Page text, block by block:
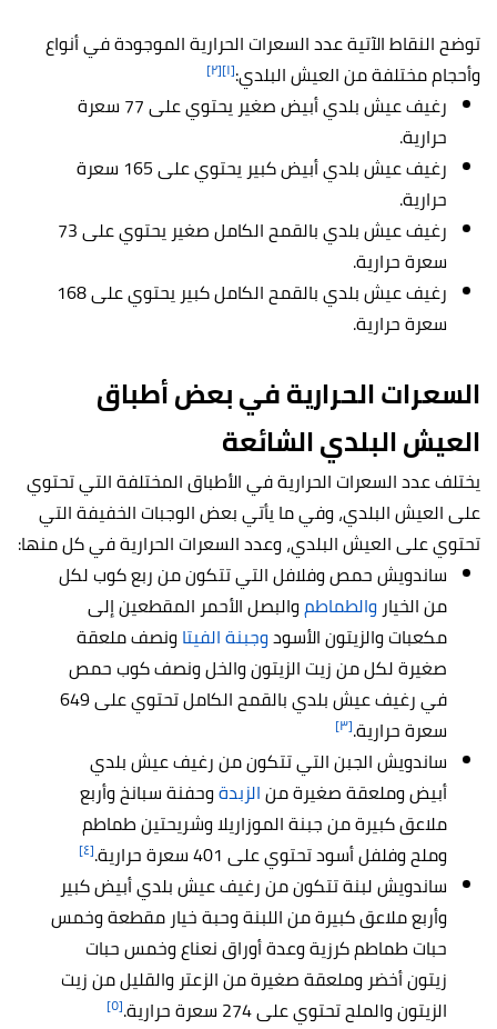
توضح النقاط الآتية عدد السعرات الحرارية الموجودة في أنواع
وأحجام مختلفة من العيش البلدي:[١] [٢]
رغيف عيش بلدي أبيض صغير يحتوي على 77 سعرة
حرارية.
رغيف عيش بلدي أبيض كبير يحتوي على 165 سعرة
حرارية.
رغيف عيش بلدي بالقمح الكامل صغير يحتوي على 73
سعرة حرارية.
رغيف عيش بلدي بالقمح الكامل كبير يحتوي على 168
سعرة حرارية.
السعرات الحرارية في بعض أطباق
العيش البلدي الشائعة
يختلف عدد السعرات الحرارية في الأطباق المختلفة التي تحتوي
على العيش البلدي، وفي ما يأتي بعض الوجبات الخفيفة التي
تحتوي على العيش البلدي، وعدد السعرات الحرارية في كل منها:
ساندويش حمص وفلافل التي تتكون من ربع كوب لكل
من الخيار والطماطموالبصل الأحمر المقطعين إلى
مكعبات والزيتون الأسودوجبنة الفيتاونصف ملعقة
صغيرة لكل من زيت الزيتون والخل ونصف كوب حمص
في رغيف عيش بلدي بالقمح الكامل تحتوي على 649
سعرة حرارية.[٣]
ساندويش الجبن التي تتكون من رغيف عيش بلدي
أبيض وملعقة صغيرة منالزبدةوحفنة سبانخ وأربع
ملاعق كبيرة من جبنة الموزاريلا وشريحتين طماطم
وملح وفلفل أسود تحتوي على 401 سعرة حرارية.
[٤]
ساندويش لبنة تتكون من رغيف عيش بلدي أبيض كبير
وأربع ملاعق كبيرة من اللبنة وحبة خيار مقطعة وخمس
حبات طماطم كرزية وعدة أوراق نعناع وخمس حبات
زيتون أخضر وملعقة صغيرة من الزعتر والقليل من زيت
الزيتون والملح تحتوي على 274 سعرة حرارية.
[٥]